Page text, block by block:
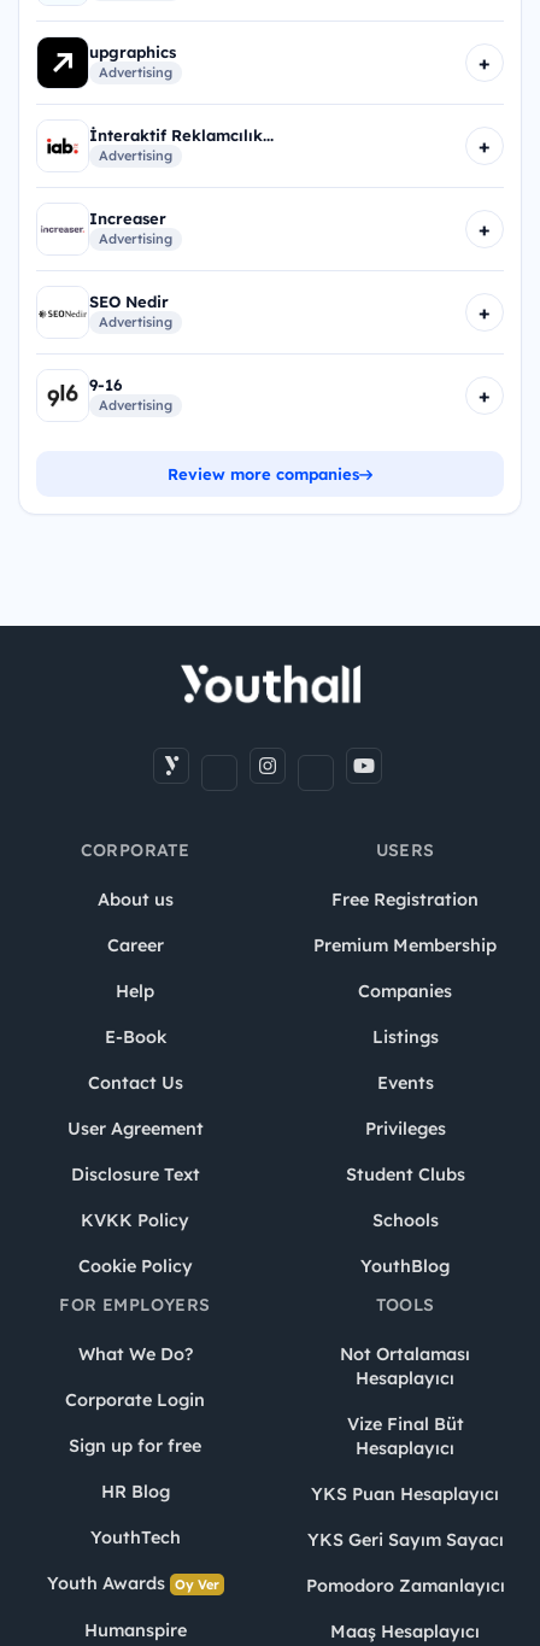
upgraphics
Advertising +
İnteraktif Reklamcılık...
Advertising +
Increaser
Advertising +
SEO Nedir
Advertising +
9-16
Advertising +
Review more companies
CORPORATE
About us
Career
Help
E-Book
Contact Us
User Agreement
Disclosure Text
KVKK Policy
Cookie Policy
USERS
Free Registration
Premium Membership
Companies
Listings
Events
Privileges
Student Clubs
Schools
YouthBlog
FOR EMPLOYERS
What We Do?
Corporate Login
Sign up for free
HR Blog
YouthTech
Youth Awards Oy Ver
Humanspire
TOOLS
Not Ortalaması
Hesaplayıcı
Vize Final Büt
Hesaplayıcı
YKS Puan Hesaplayıcı
YKS Geri Sayım Sayacı
Pomodoro Zamanlayıcı
Maaş Hesaplayıcı